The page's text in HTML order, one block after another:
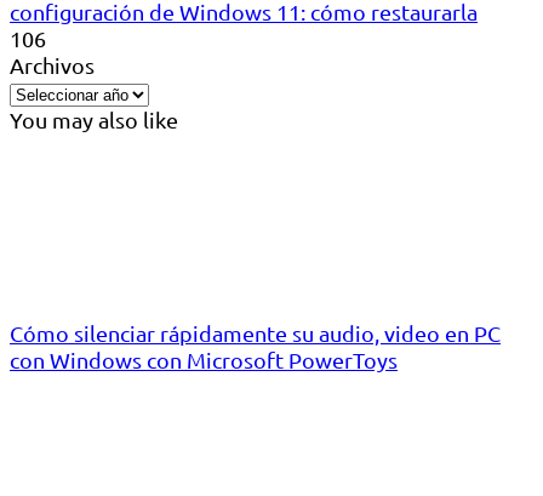
configuración de Windows 11: cómo restaurarla
106
Archivos
You may also like
Cómo silenciar rápidamente su audio, video en PC
con Windows con Microsoft PowerToys